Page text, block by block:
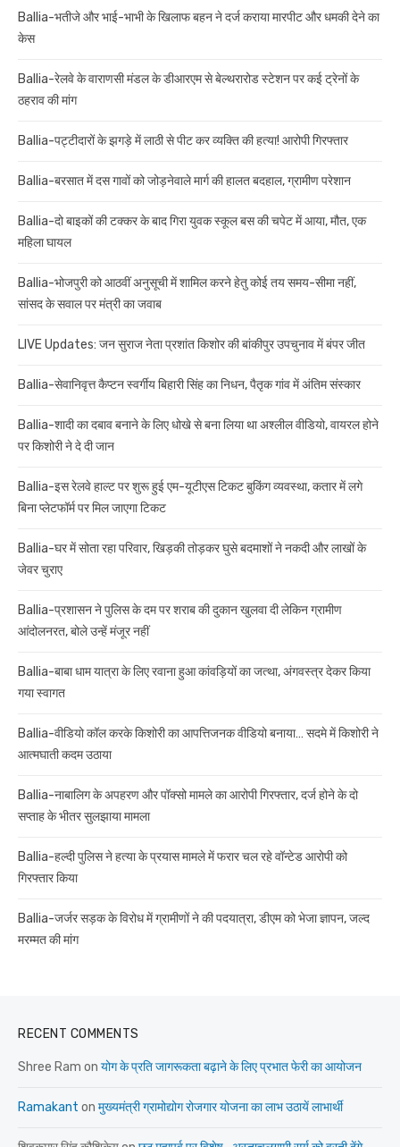
Ballia-भतीजे और भाई-भाभी के खिलाफ बहन ने दर्ज कराया मारपीट और धमकी देने का
केस
Ballia-रेलवे के वाराणसी मंडल के डीआरएम से बेल्थरारोड स्टेशन पर कई ट्रेनों के
ठहराव की मांग
Ballia-पट्टीदारों के झगड़े में लाठी से पीट कर व्यक्ति की हत्या! आरोपी गिरफ्तार
Ballia-बरसात में दस गावों को जोड़नेवाले मार्ग की हालत बदहाल, ग्रामीण परेशान
Ballia-दो बाइकों की टक्कर के बाद गिरा युवक स्कूल बस की चपेट में आया, मौत, एक
महिला घायल
Ballia-भोजपुरी को आठवीं अनुसूची में शामिल करने हेतु कोई तय समय-सीमा नहीं,
सांसद के सवाल पर मंत्री का जवाब
LIVE Updates: जन सुराज नेता प्रशांत किशोर की बांकीपुर उपचुनाव में बंपर जीत
Ballia-सेवानिवृत्त कैप्टन स्वर्गीय बिहारी सिंह का निधन, पैतृक गांव में अंतिम संस्कार
Ballia-शादी का दबाव बनाने के लिए धोखे से बना लिया था अश्लील वीडियो, वायरल होने
पर किशोरी ने दे दी जान
Ballia-इस रेलवे हाल्ट पर शुरू हुई एम-यूटीएस टिकट बुकिंग व्यवस्था, कतार में लगे
बिना प्लेटफॉर्म पर मिल जाएगा टिकट
Ballia-घर में सोता रहा परिवार, खिड़की तोड़कर घुसे बदमाशों ने नकदी और लाखों के
जेवर चुराए
Ballia-प्रशासन ने पुलिस के दम पर शराब की दुकान खुलवा दी लेकिन ग्रामीण
आंदोलनरत, बोले उन्हें मंजूर नहीं
Ballia-बाबा धाम यात्रा के लिए रवाना हुआ कांवड़ियों का जत्था, अंगवस्त्र देकर किया
गया स्वागत
Ballia-वीडियो कॉल करके किशोरी का आपत्तिजनक वीडियो बनाया… सदमे में किशोरी ने
आत्मघाती कदम उठाया
Ballia-नाबालिग के अपहरण और पॉक्सो मामले का आरोपी गिरफ्तार, दर्ज होने के दो
सप्ताह के भीतर सुलझाया मामला
Ballia-हल्दी पुलिस ने हत्या के प्रयास मामले में फरार चल रहे वॉन्टेड आरोपी को
गिरफ्तार किया
Ballia-जर्जर सड़क के विरोध में ग्रामीणों ने की पदयात्रा, डीएम को भेजा ज्ञापन, जल्द
मरम्मत की मांग
RECENT COMMENTS
Shree Ram on योग के प्रति जागरूकता बढ़ाने के लिए प्रभात फेरी का आयोजन
Ramakant on मुख्यमंत्री ग्रामोद्योग रोजगार योजना का लाभ उठायें लाभार्थी